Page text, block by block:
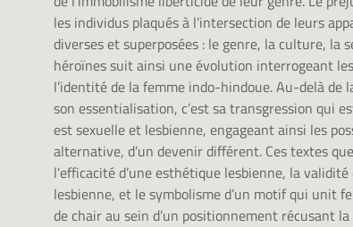
les individus plaqués à l’intersection de leurs
diverses et superposées : le genre, la culture, la
héroïnes suit ainsi une évolution interrogeant
l’identité de la femme indo-hindoue. Au-delà de
son essentialisation, c’est sa transgression qui
est sexuelle et lesbienne, engageant ainsi les
alternative, d’un devenir différent. Ces textes
l’efficacité d’une esthétique lesbienne, la
lesbienne, et le symbolisme d’un motif qui unit
de chair au sein d’un positionnement récusant